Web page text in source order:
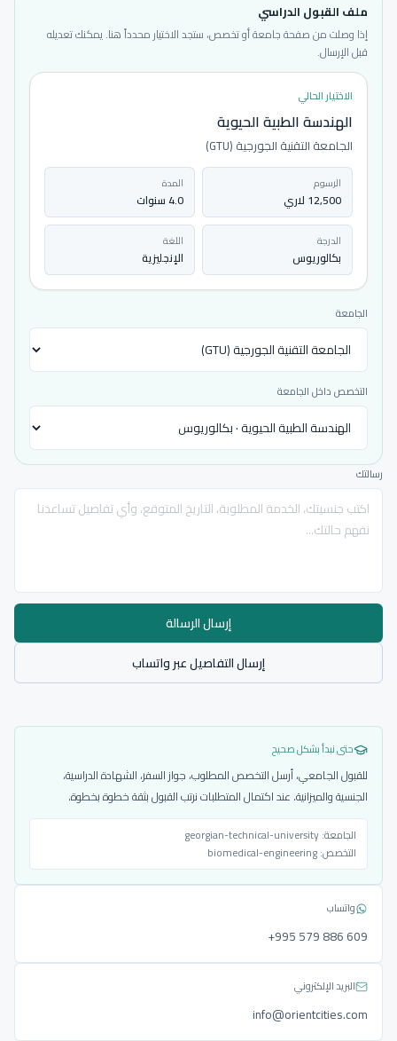
ملف القبول الدراسي
إذا وصلت من صفحة جامعة أو تخصص، ستجد الاختيار محدداً هنا. يمكنك تعديله
قبل الإرسال.
الاختيار الحالي
الهندسة الطبية الحيوية
الجامعة التقنية الجورجية (GTU)
الرسوم
12,500 لاري
المدة
4.0 سنوات
الدرجة
بكالوريوس
اللغة
الإنجليزية
الجامعة
التخصص داخل الجامعة
رسالتك
إرسال الرسالة
إرسال التفاصيل عبر واتساب
حتى نبدأ بشكل صحيح
للقبول الجامعي، أرسل التخصص المطلوب، جواز السفر، الشهادة الدراسية،
الجنسية والميزانية. عند اكتمال المتطلبات نرتب القبول بثقة خطوة بخطوة.
الجامعة:georgian-technical-university
التخصص:biomedical-engineering
واتساب
‎+995 579 886 609
البريد الإلكتروني
info@orientcities.com